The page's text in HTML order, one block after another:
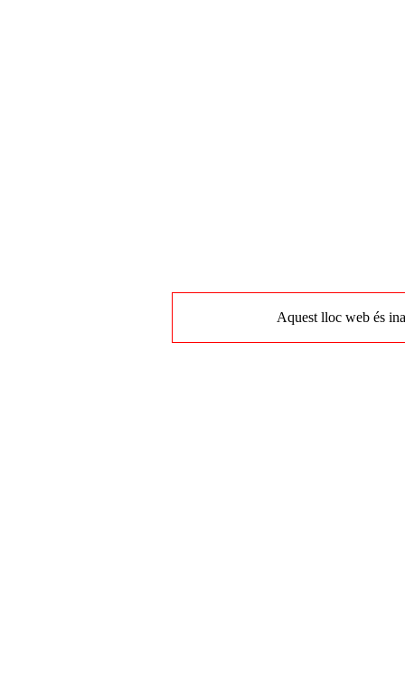
Aquest lloc web és